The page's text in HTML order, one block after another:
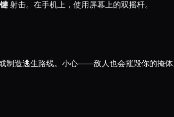
射击。在手机上，使用屏幕上的双摇杆。
制造逃生路线。小心——敌人也会摧毁你的掩体